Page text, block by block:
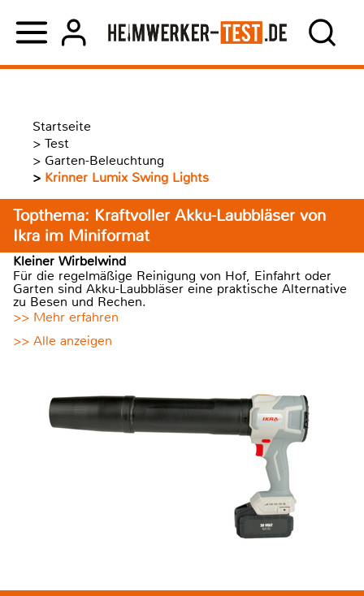
Startseite
> Test
> Garten-Beleuchtung
> Krinner Lumix Swing Lights
Topthema: Kraftvoller Akku-Laubbläser von
Ikra im Miniformat
Kleiner Wirbelwind
Für die regelmäßige Reinigung von Hof, Einfahrt oder
Garten sind Akku-Laubbläser eine praktische Alternative
zu Besen und Rechen.
>> Mehr erfahren
>> Alle anzeigen